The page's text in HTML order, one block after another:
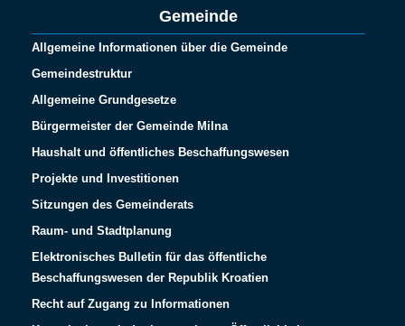
Gemeinde
Allgemeine Informationen über die Gemeinde
Gemeindestruktur
Allgemeine Grundgesetze
Bürgermeister der Gemeinde Milna
Haushalt und öffentliches Beschaffungswesen
Projekte und Investitionen
Sitzungen des Gemeinderats
Raum- und Stadtplanung
Elektronisches Bulletin für das öffentliche
Beschaffungswesen der Republik Kroatien
Recht auf Zugang zu Informationen